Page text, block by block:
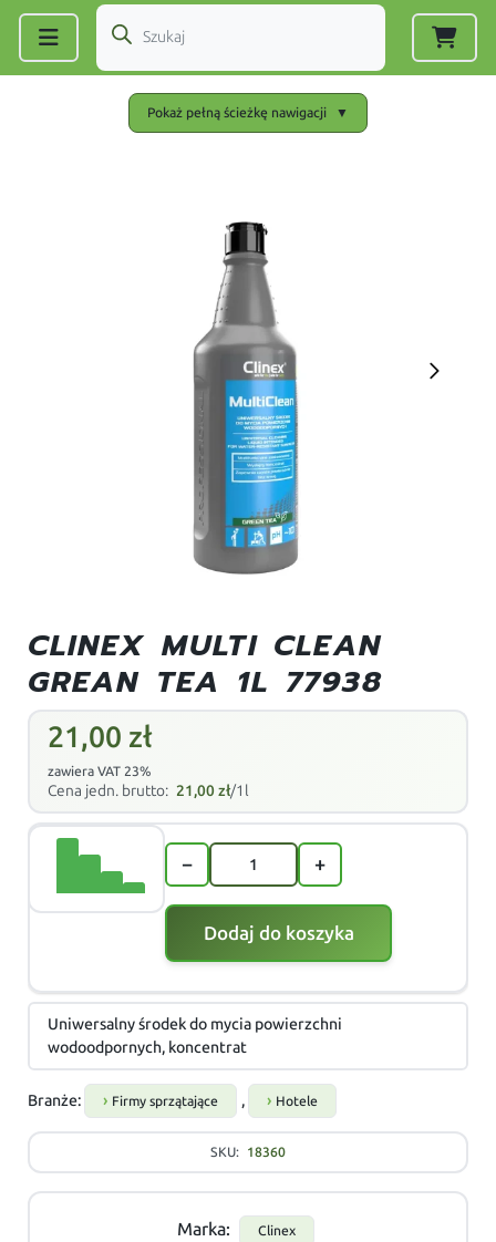
Pokaż pełną ścieżkę nawigacji ▼
CLINEX MULTI CLEAN
GREAN TEA 1L 77938
21,00 zł
zawiera VAT 23%
Cena jedn. brutto: 21,00zł/1l
− +
Dodaj do koszyka
Uniwersalny środek do mycia powierzchni
wodoodpornych, koncentrat
Branże: Firmy sprzątające , Hotele
SKU: 18360
Marka: Clinex